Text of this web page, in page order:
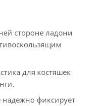
стороне ладони
для костяшек
надежно фиксирует